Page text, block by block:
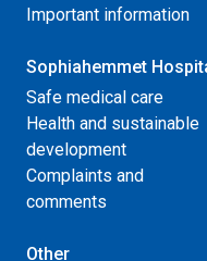
Important information
Sophiahemmet
Safe medical care
Health and sustainable
development
Complaints and
comments
Other